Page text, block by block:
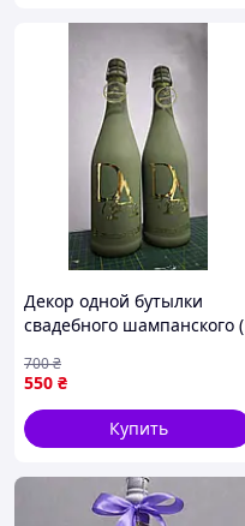
Декор одной бутылки
свадебного шампанского (
предоплата
550 ₴
700₴
Купить